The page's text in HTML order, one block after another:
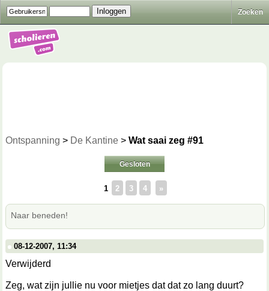
Zoeken
Ontspanning > De Kantine > Wat saai zeg #91
Gesloten
1 2 3 4 »
Naar beneden!
08-12-2007, 11:34
Verwijderd
Zeg, wat zijn jullie nu voor mietjes dat dat zo lang duurt?